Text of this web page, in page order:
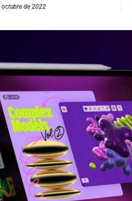
octubre de 2022